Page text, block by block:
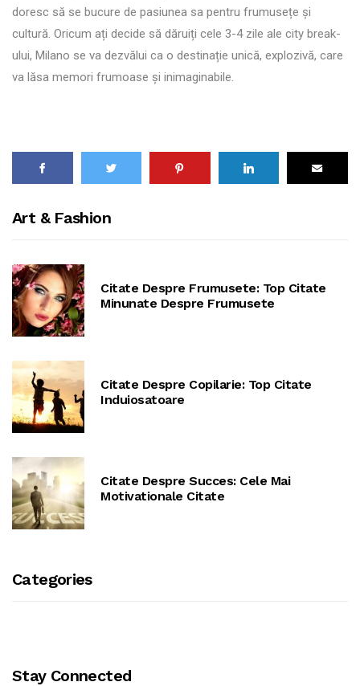
doresc să se bucure de pasiunea sa pentru frumusețe și
cultură. Oricum ați decide să dăruiți cele 3-4 zile ale city break-
ului, Milano se va dezvălui ca o destinație unică, explozivă, care
va lăsa memori frumoase și inimaginabile.
Art & Fashion
Citate Despre Frumusete: Top Citate
Minunate Despre Frumusete
Citate Despre Copilarie: Top Citate
Induiosatoare
Citate Despre Succes: Cele Mai
Motivationale Citate
Categories
Stay Connected